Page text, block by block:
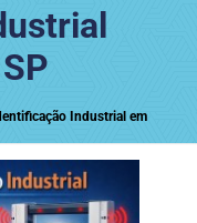
Industrial em